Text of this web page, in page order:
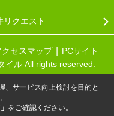
リクエスト
クセスマップ
PCサイト
イル All rights reserved.
、サービス向上検討を目的と
をご確認ください。